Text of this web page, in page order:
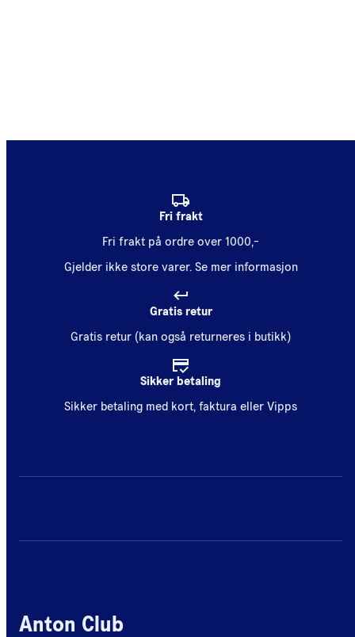
Fri frakt
Fri frakt på ordre over 1000,-
Gjelder ikke store varer. Se mer informasjon
Gratis retur
Gratis retur (kan også returneres i butikk)
Sikker betaling
Sikker betaling med kort, faktura eller Vipps
Anton Club